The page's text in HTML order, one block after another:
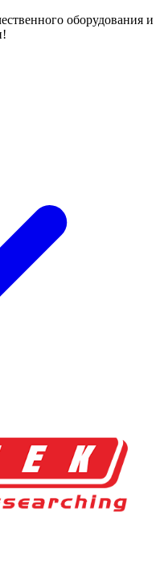
оборудования и